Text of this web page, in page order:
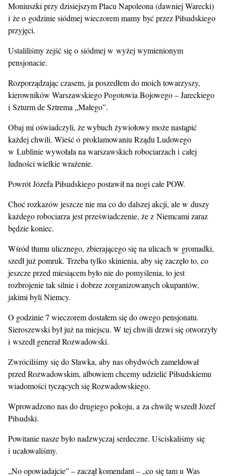
Moniuszki przy dzisiejszym Placu Napoleona (dawniej Warecki)
i że o godzinie siódmej wieczorem mamy być przez Piłsudskiego
przyjęci.
Ustaliliśmy zejść się o siódmej w wyżej wymienionym
pensjonacie.
Rozporządzając czasem, ja poszedłem do moich towarzyszy,
kierowników Warszawskiego Pogotowia Bojowego – Jareckiego
i Szturm de Sztrema „Małego”.
Obaj mi oświadczyli, że wybuch żywiołowy może nastąpić
każdej chwili. Wieść o proklamowaniu Rządu Ludowego
w Lublinie wywołała na warszawskich robociarzach i całej
ludności wielkie wrażenie.
Powrót Józefa Piłsudskiego postawił na nogi całe POW.
Choć rozkazów jeszcze nie ma co do dalszej akcji, ale w duszy
każdego robociarza jest przeświadczenie, że z Niemcami zaraz
będzie koniec.
Wśród tłumu ulicznego, zbierającego się na ulicach w gromadki,
szedł już pomruk. Trzeba tylko skinienia, aby się zaczęło to, co
jeszcze przed miesiącem było nie do pomyślenia, to jest
rozbrojenie tak silnie i dobrze zorganizowanych okupantów,
jakimi byli Niemcy.
O godzinie 7 wieczorem dostałem się do owego pensjonatu.
Sieroszewski był już na miejscu. W tej chwili drzwi się otworzyły
i wszedł generał Rozwadowski.
Zwróciliśmy się do Sławka, aby nas obydwóch zameldował
przed Rozwadowskim, albowiem chcemy udzielić Piłsudskiemu
wiadomości tyczących się Rozwadowskiego.
Wprowadzono nas do drugiego pokoju, a za chwilę wszedł Józef
Piłsudski.
Powitanie nasze było nadzwyczaj serdeczne. Uściskaliśmy się
i ucałowaliśmy.
„No opowiadajcie” – zaczął komendant – „co się tam u Was